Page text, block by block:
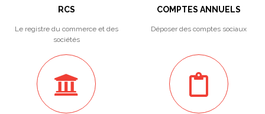
RCS
Le registre du commerce et des
sociétés
COMPTES ANNUELS
Déposer des comptes sociaux